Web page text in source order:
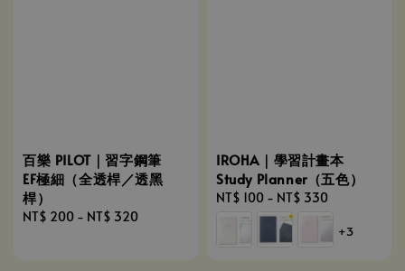
百樂 PILOT｜習字鋼筆
EF極細（全透桿／透黑
桿）
Regular
NT$ 200 - NT$ 320
IROHA｜學習計畫本
Study Planner（五色）
Regular
NT$ 100 - NT$ 330
+3